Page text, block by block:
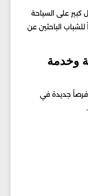
كبير على السياحة
الباحثين عن
وخدمة
فرصاً جديدة في